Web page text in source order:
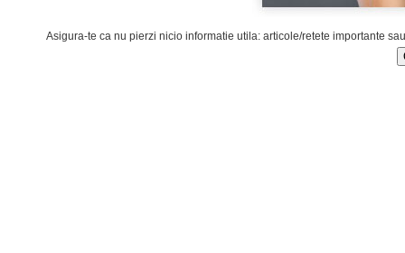
Asigura-te ca nu pierzi nicio informatie utila: articole/retete importante